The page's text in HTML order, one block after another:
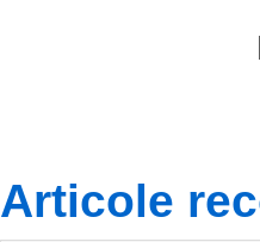
Articole